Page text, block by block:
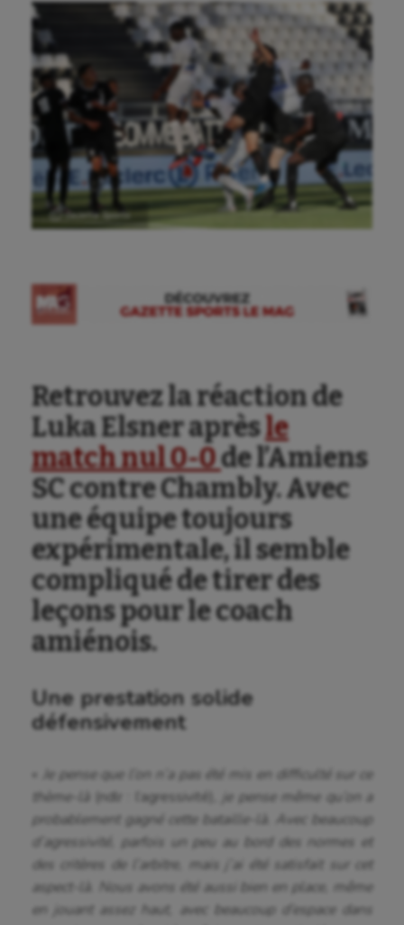
Ⓒ Gazette Sports
Retrouvez la réaction de
Luka Elsner après le
match nul 0-0de l’Amiens
SC contre Chambly. Avec
une équipe toujours
expérimentale, il semble
compliqué de tirer des
leçons pour le coach
amiénois.
Une prestation solide
défensivement
Je pense que l’on n’a pas été mis en difficulté sur ce
thème-là
(ndlr : l’agressivité)
, je pense même qu’on a
probablement gagné cette bataille-là. Avec beaucoup
d’agressivité, parfois un peu au bord des normes et
des critères de l’arbitre, mais j’ai été satisfait sur cet
aspect-là. Nous avons été aussi bien en place, même
en jouant assez haut, avec beaucoup d’espace dans